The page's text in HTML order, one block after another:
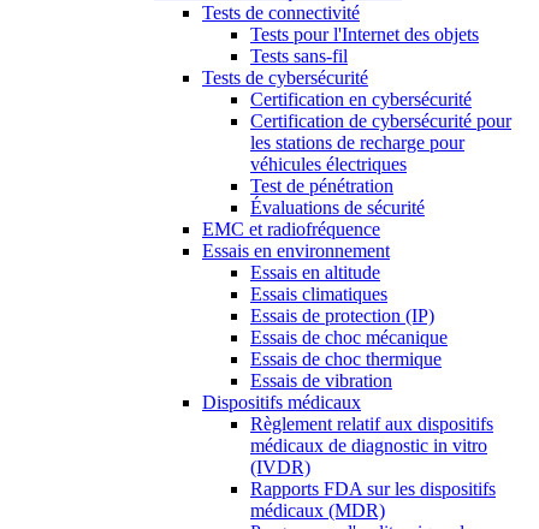
Tests de connectivité
Tests pour l'Internet des objets
Tests sans-fil
Tests de cybersécurité
Certification en cybersécurité
Certification de cybersécurité pour
les stations de recharge pour
véhicules électriques
Test de pénétration
Évaluations de sécurité
EMC et radiofréquence
Essais en environnement
Essais en altitude
Essais climatiques
Essais de protection (IP)
Essais de choc mécanique
Essais de choc thermique
Essais de vibration
Dispositifs médicaux
Règlement relatif aux dispositifs
médicaux de diagnostic in vitro
(IVDR)
Rapports FDA sur les dispositifs
médicaux (MDR)